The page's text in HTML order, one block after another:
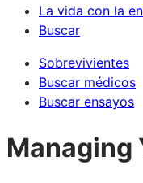
La vida con la
Buscar
Sobrevivientes
Buscar médicos
Buscar ensayos
Managing